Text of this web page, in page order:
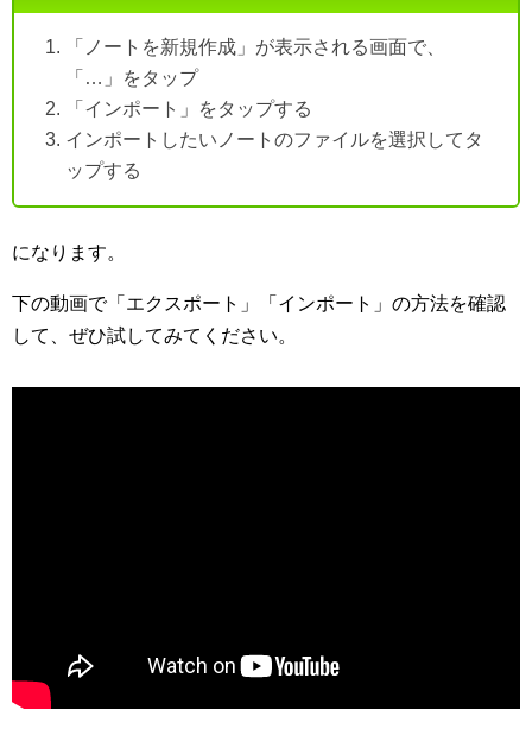
「ノートを新規作成」が表示される画面で、
「…」をタップ
「インポート」をタップする
インポートしたいノートのファイルを選択してタ
ップする
になります。
下の動画で「エクスポート」「インポート」の方法を確認
して、ぜひ試してみてください。